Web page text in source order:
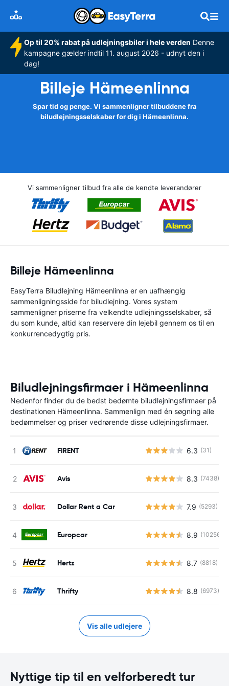
Op til 20% rabat på udlejningsbiler i hele verden Denne
kampagne gælder indtil 11. august 2026 - udnyt den i
dag!
Billeje Hämeenlinna
Spar tid og penge. Vi sammenligner tilbuddene fra
biludlejningsselskaber for dig i Hämeenlinna.
Vi sammenligner tilbud fra alle de kendte leverandører
Billeje Hämeenlinna
EasyTerra Biludlejning Hämeenlinna er en uafhængig
sammenligningsside for biludlejning. Vores system
sammenligner priserne fra velkendte udlejningsselskaber, så
du som kunde, altid kan reservere din lejebil gennem os til en
konkurrencedygtig pris.
Biludlejningsfirmaer i Hämeenlinna
Nedenfor finder du de bedst bedømte biludlejningsfirmaer på
destinationen Hämeenlinna. Sammenlign med én søgning alle
bedømmelser og priser vedrørende disse udlejningsfirmaer.
FiRENT 6.3 (31)
Avis 8.3 (7438)
Dollar Rent a Car 7.9 (5293)
Europcar 8.9 (10256)
Hertz 8.7 (8818)
Thrifty 8.8 (6973)
Vis alle udlejere
Nyttige tip til en velforberedt tur